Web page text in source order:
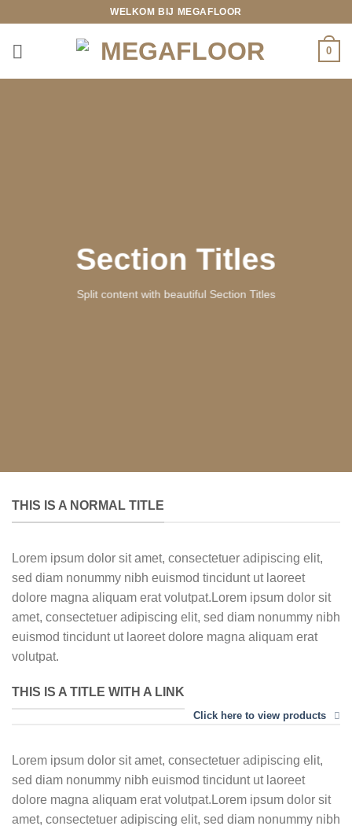
inhoud
WELKOM BIJ MEGAFLOOR
0
Section Titles
Split content with beautiful Section Titles
THIS IS A NORMAL TITLE
Lorem ipsum dolor sit amet, consectetuer adipiscing elit,
sed diam nonummy nibh euismod tincidunt ut laoreet
dolore magna aliquam erat volutpat.Lorem ipsum dolor sit
amet, consectetuer adipiscing elit, sed diam nonummy nibh
euismod tincidunt ut laoreet dolore magna aliquam erat
volutpat.
THIS IS A TITLE WITH A LINK
Click here to view products
Lorem ipsum dolor sit amet, consectetuer adipiscing elit,
sed diam nonummy nibh euismod tincidunt ut laoreet
dolore magna aliquam erat volutpat.Lorem ipsum dolor sit
amet, consectetuer adipiscing elit, sed diam nonummy nibh